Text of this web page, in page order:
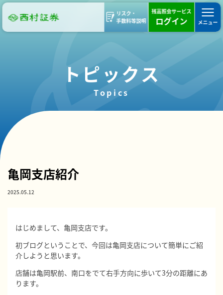
リスク・
手数料等説明
残高照会サービス
ログイン メニュー
トピックス
Topics
亀岡支店紹介
2025.05.12
はじめまして、亀岡支店です。
初ブログということで、今回は亀岡支店について簡単にご紹
介しようと思います。
店舗は亀岡駅前、南口をでて右手方向に歩いて3分の距離にあ
ります。